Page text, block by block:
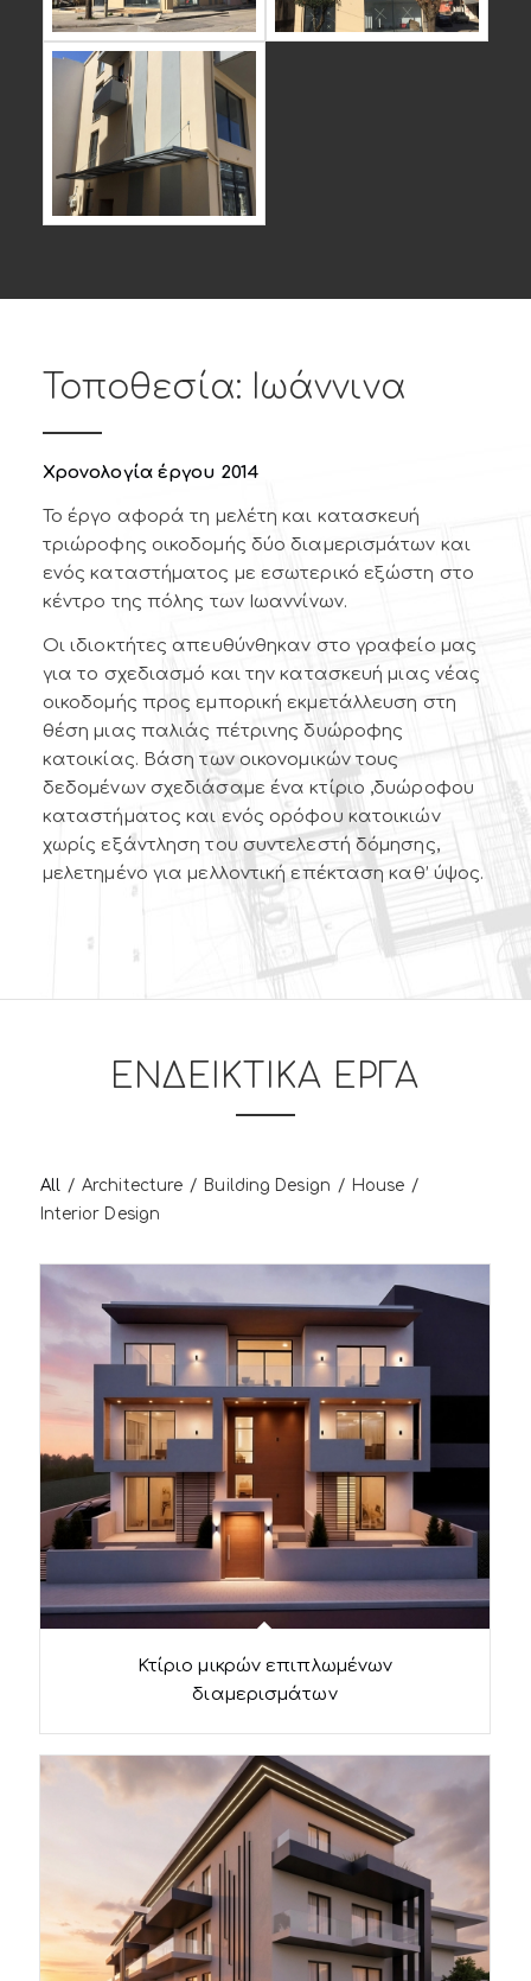
Τοποθεσία: Ιωάννινα
Χρονολογία έργου 2014
Το έργο αφορά τη μελέτη και κατασκευή
τριώροφης οικοδομής δύο διαμερισμάτων και
ενός καταστήματος με εσωτερικό εξώστη στο
κέντρο της πόλης των Ιωαννίνων.
Οι ιδιοκτήτες απευθύνθηκαν στο γραφείο μας
για το σχεδιασμό και την κατασκευή μιας νέας
οικοδομής προς εμπορική εκμετάλλευση στη
θέση μιας παλιάς πέτρινης δυώροφης
κατοικίας. Βάση των οικονομικών τους
δεδομένων σχεδιάσαμε ένα κτίριο ,δυώροφου
καταστήματος και ενός ορόφου κατοικιών
χωρίς εξάντληση του συντελεστή δόμησης,
μελετημένο για μελλοντική επέκταση καθ’ ύψος.
ΕΝΔΕΙΚΤΙΚΑ ΕΡΓΑ
All / Architecture / Building Design / House /
Interior Design
Κτίριο μικρών επιπλωμένων
διαμερισμάτων